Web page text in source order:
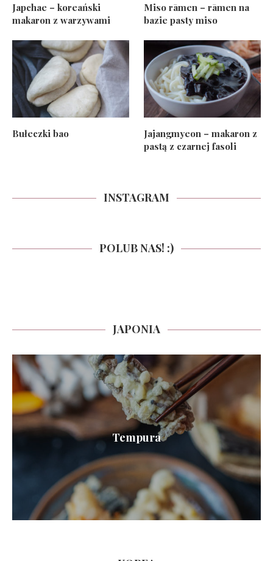
Japchae – koreański
makaron z warzywami
Miso rāmen – rāmen na
bazie pasty miso
Bułeczki bao
Jajangmyeon – makaron z
pastą z czarnej fasoli
INSTAGRAM
POLUB NAS! :)
JAPONIA
Tempura